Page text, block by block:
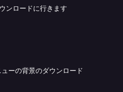
ンロードに行きます
ーの背景のダウンロード